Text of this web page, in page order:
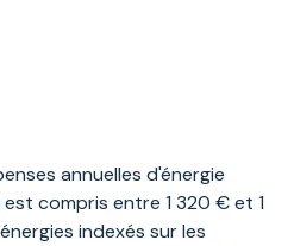
annuelles d'énergie
compris entre 1 320 € et 1
indexés sur les